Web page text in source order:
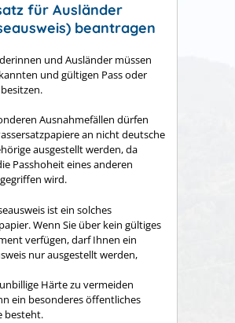
für Ausländer
beantragen
und Ausländer müssen
und gültigen Pass oder
Ausnahmefällen dürfen
an nicht deutsche
ausgestellt werden, da
Passhoheit eines anderen
wird.
ist ein solches
Wenn Sie über kein gültiges
verfügen, darf Ihnen ein
nur ausgestellt werden,
Härte zu vermeiden
ein besonderes öffentliches
besteht.